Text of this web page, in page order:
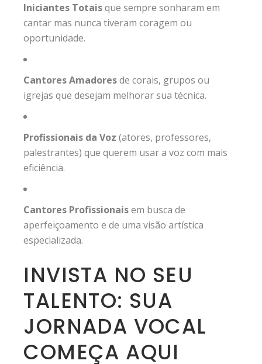
Iniciantes Totaisque sempre sonharam em
cantar mas nunca tiveram coragem ou
oportunidade.
Cantores Amadoresde corais, grupos ou
igrejas que desejam melhorar sua técnica.
Profissionais da Voz (atores, professores,
palestrantes) que querem usar a voz com mais
eficiência.
Cantores Profissionaisem busca de
aperfeiçoamento e de uma visão artística
especializada.
INVISTA NO SEU
TALENTO: SUA
JORNADA VOCAL
COMEÇA AQUI